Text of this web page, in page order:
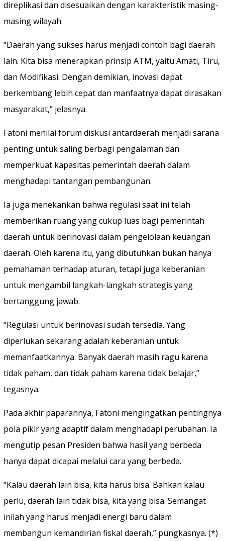
direplikasi dan disesuaikan dengan karakteristik masing-
masing wilayah.
“Daerah yang sukses harus menjadi contoh bagi daerah
lain. Kita bisa menerapkan prinsip ATM, yaitu Amati, Tiru,
dan Modifikasi. Dengan demikian, inovasi dapat
berkembang lebih cepat dan manfaatnya dapat dirasakan
masyarakat,” jelasnya.
Fatoni menilai forum diskusi antardaerah menjadi sarana
penting untuk saling berbagi pengalaman dan
memperkuat kapasitas pemerintah daerah dalam
menghadapi tantangan pembangunan.
Ia juga menekankan bahwa regulasi saat ini telah
memberikan ruang yang cukup luas bagi pemerintah
daerah untuk berinovasi dalam pengelolaan keuangan
daerah. Oleh karena itu, yang dibutuhkan bukan hanya
pemahaman terhadap aturan, tetapi juga keberanian
untuk mengambil langkah-langkah strategis yang
bertanggung jawab.
“Regulasi untuk berinovasi sudah tersedia. Yang
diperlukan sekarang adalah keberanian untuk
memanfaatkannya. Banyak daerah masih ragu karena
tidak paham, dan tidak paham karena tidak belajar,”
tegasnya.
Pada akhir paparannya, Fatoni mengingatkan pentingnya
pola pikir yang adaptif dalam menghadapi perubahan. Ia
mengutip pesan Presiden bahwa hasil yang berbeda
hanya dapat dicapai melalui cara yang berbeda.
“Kalau daerah lain bisa, kita harus bisa. Bahkan kalau
perlu, daerah lain tidak bisa, kita yang bisa. Semangat
inilah yang harus menjadi energi baru dalam
membangun kemandirian fiskal daerah,” pungkasnya. (*)